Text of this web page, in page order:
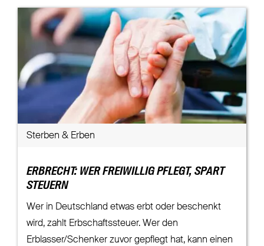
Sterben & Erben
ERBRECHT: WER FREIWILLIG PFLEGT, SPART
STEUERN
Wer in Deutschland etwas erbt oder beschenkt
wird, zahlt Erbschaftssteuer. Wer den
Erblasser/Schenker zuvor gepflegt hat, kann einen